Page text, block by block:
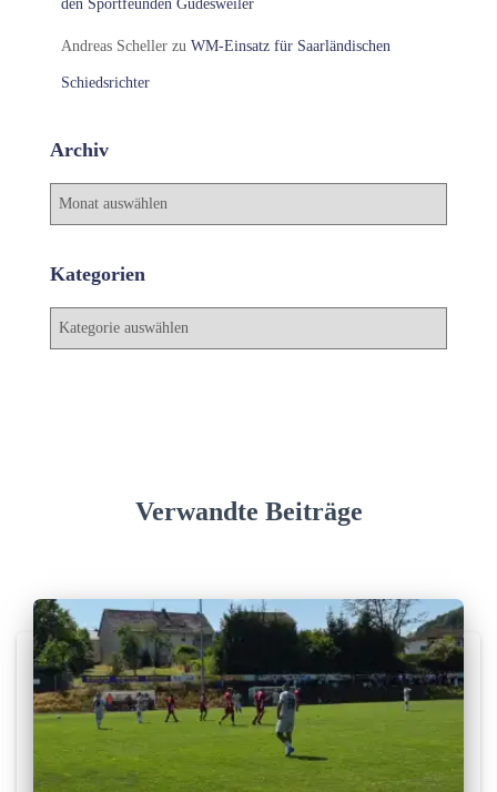
den Sportfeunden Güdesweiler
Andreas Scheller zu WM-Einsatz für Saarländischen
Schiedsrichter
Archiv
A
h
Kategorien
K
Verwandte Beiträge